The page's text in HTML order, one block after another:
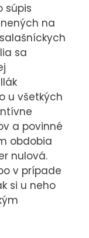
súpis
na
sa
u všetkých
a povinné
obdobia
nulová.
v prípade
si u neho